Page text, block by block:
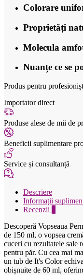
Colorare
Proprietăți
Molecula
Nuanțe ce se
Produs pentru
Importator direct
Produse alese de mii de
Beneficii suplimentare
Service și consultanță
Descriere
Informații
Recenzii
Descoperă Vopseaua
de 150 ml, o vopsea
cuceri cu rezultatele sale
pentru păr. Cu cea mai
un tub de It's Color
obișnuite de 60 ml,